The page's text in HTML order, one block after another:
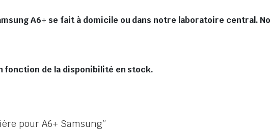
A6+ se fait à domicile ou dans notre laboratoire central.
fonction de la disponibilité en stock.
pour A6+ Samsung”